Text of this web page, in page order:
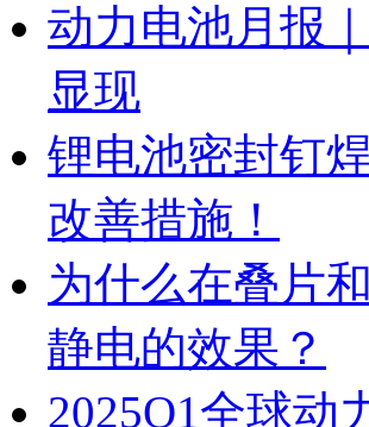
动力电池月报
显现
锂电池密封钉
改善措施！
为什么在叠片
静电的效果？
2025Q1全球动